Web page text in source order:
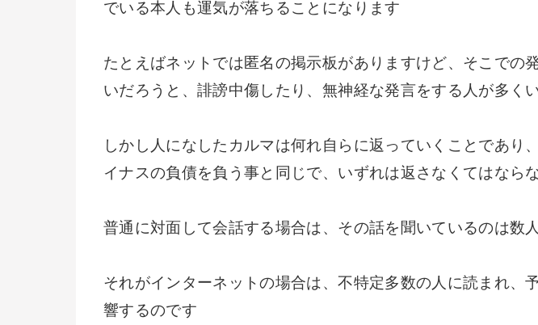
でいる本人も運気が落ちることになります
たとえばネットでは匿名の掲示板がありますけど、そこでの
いだろうと、誹謗中傷したり、無神経な発言をする人が多く
しかし人になしたカルマは何れ自らに返っていくことであり
イナスの負債を負う事と同じで、いずれは返さなくてはなら
普通に対面して会話する場合は、その話を聞いているのは数
それがインターネットの場合は、不特定多数の人に読まれ、
響するのです